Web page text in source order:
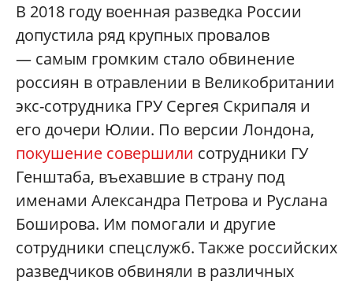
В 2018 году военная разведка России
допустила ряд крупных провалов
— самым громким стало обвинение
россиян в отравлении в Великобритании
экс-сотрудника ГРУ Сергея Скрипаля и
его дочери Юлии. По версии Лондона,
покушение совершили сотрудники ГУ
Генштаба, въехавшие в страну под
именами Александра Петрова и Руслана
Боширова. Им помогали и другие
сотрудники спецслужб. Также российских
разведчиков обвиняли в различных